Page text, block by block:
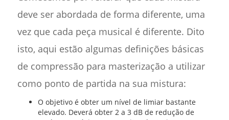
deve ser abordada de forma diferente, uma
vez que cada peça musical é diferente. Dito
isto, aqui estão algumas definições básicas
de compressão para masterização a utilizar
como ponto de partida na sua mistura:
O objetivo é obter um nível de limiar bastante
elevado. Deverá obter 2 a 3 dB de redução de